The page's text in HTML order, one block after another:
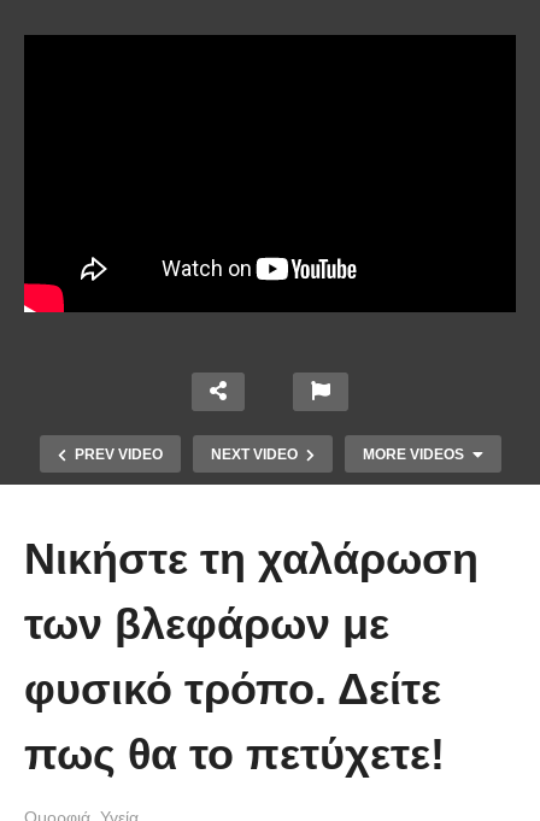
PREV VIDEO NEXT VIDEO MORE VIDEOS
Μουρουνέλαιο: Τι προσφέρει και
καταπολεμηθούν
Νικήστε τη χαλάρωση
των βλεφάρων με
φυσικό τρόπο. Δείτε
πως θα το πετύχετε!